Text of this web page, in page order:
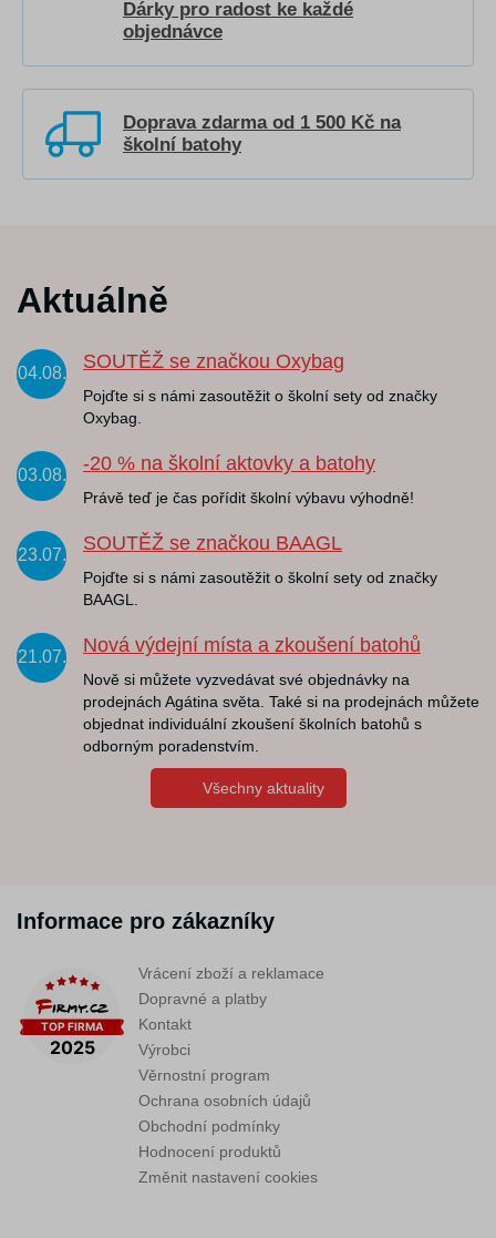
Dárky pro radost ke každé
objednávce
Doprava zdarma od 1 500 Kč na
školní batohy
Aktuálně
04.08.
SOUTĚŽ se značkou Oxybag
Pojďte si s námi zasoutěžit o školní sety od značky
Oxybag.
03.08.
-20 % na školní aktovky a batohy
Právě teď je čas pořídit školní výbavu výhodně!
23.07.
SOUTĚŽ se značkou BAAGL
Pojďte si s námi zasoutěžit o školní sety od značky
BAAGL.
21.07.
Nová výdejní místa a zkoušení batohů
Nově si můžete vyzvedávat své objednávky na
prodejnách Agátina světa. Také si na prodejnách můžete
objednat individuální zkoušení školních batohů s
odborným poradenstvím.
Všechny aktuality
Informace pro zákazníky
Vrácení zboží a reklamace
Dopravné a platby
Kontakt
Výrobci
Věrnostní program
Ochrana osobních údajů
Obchodní podmínky
Hodnocení produktů
Změnit nastavení cookies